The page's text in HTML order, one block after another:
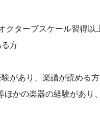
ターブスケール習得以
方
があり、楽譜が読める方
かの楽器の経験があり